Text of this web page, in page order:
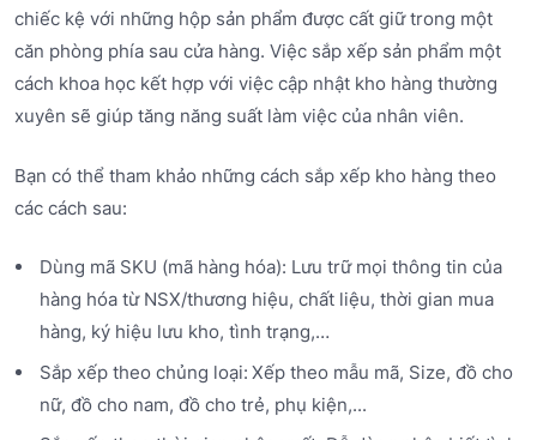
chiếc kệ với những hộp sản phẩm được cất giữ trong một
căn phòng phía sau cửa hàng. Việc sắp xếp sản phẩm một
cách khoa học kết hợp với việc cập nhật kho hàng thường
xuyên sẽ giúp tăng năng suất làm việc của nhân viên.
Bạn có thể tham khảo những cách sắp xếp kho hàng theo
các cách sau:
Dùng mã SKU (mã hàng hóa): Lưu trữ mọi thông tin của
hàng hóa từ NSX/thương hiệu, chất liệu, thời gian mua
hàng, ký hiệu lưu kho, tình trạng,…
Sắp xếp theo chủng loại: Xếp theo mẫu mã, Size, đồ cho
nữ, đồ cho nam, đồ cho trẻ, phụ kiện,...